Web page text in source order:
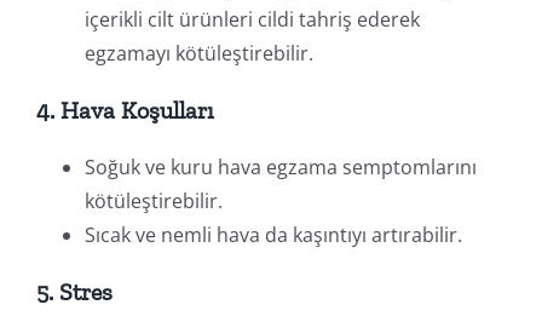
içerikli cilt ürünleri cildi tahriş ederek
egzamayı kötüleştirebilir.
4. Hava Koşulları
Soğuk ve kuru hava egzama semptomlarını
kötüleştirebilir.
Sıcak ve nemli hava da kaşıntıyı artırabilir.
5. Stres